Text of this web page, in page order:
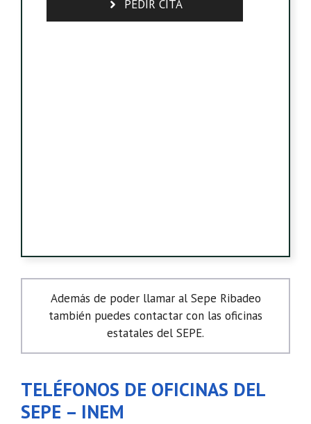
PEDIR CITA
Además de poder llamar al Sepe Ribadeo
también puedes contactar con las oficinas
estatales del SEPE.
TELÉFONOS DE OFICINAS DEL
SEPE – INEM